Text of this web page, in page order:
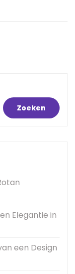
Zoeken
Elegantie in
een Design